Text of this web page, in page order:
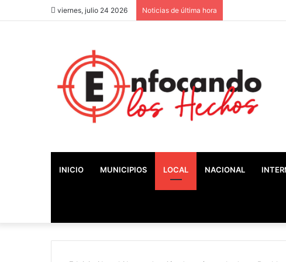
viernes, julio 24 2026 Noticias de última hora
INICIO MUNICIPIOS LOCAL NACIONAL